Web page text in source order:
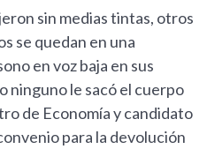
sin medias tintas, otros
se quedan en una
en voz baja en sus
ninguno le sacó el cuerpo
de Economía y candidato
para la devolución